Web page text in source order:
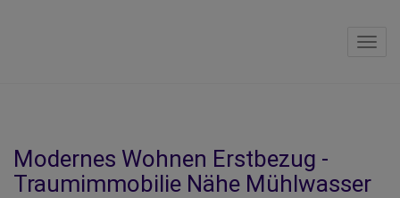
Modernes Wohnen Erstbezug -
Traumimmobilie Nähe Mühlwasser